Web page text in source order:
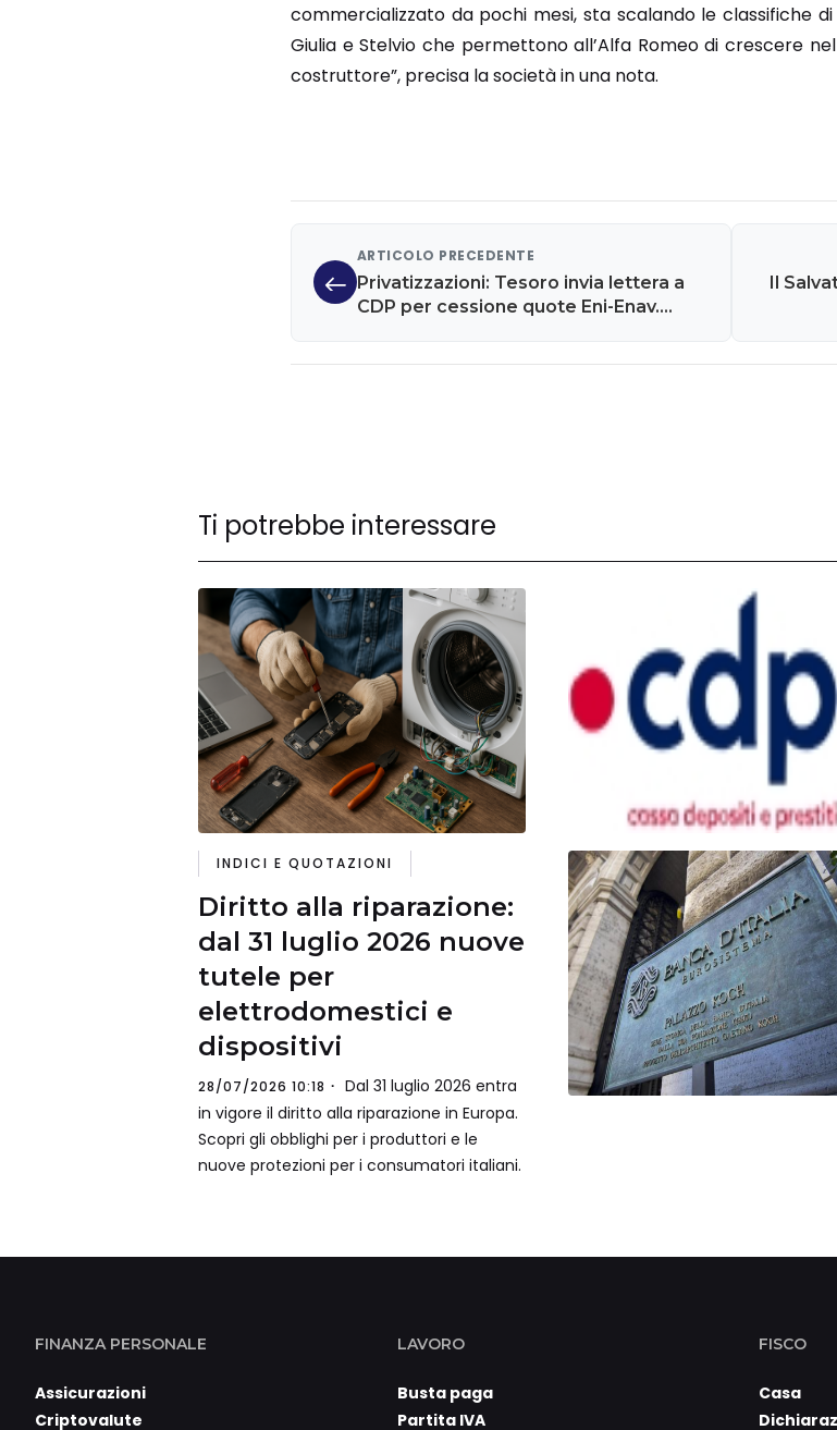
commercializzato da pochi mesi, sta scalando le classifiche
Giulia e Stelvio che permettono all’Alfa Romeo di crescere
costruttore”, precisa la società in una nota.
ARTICOLO PRECEDENTE
Privatizzazioni: Tesoro invia lettera a
CDP per cessione quote Eni-Enav.
Il
Ti potrebbe interessare
INDICI E QUOTAZIONI
Diritto alla riparazione:
dal 31 luglio 2026 nuove
tutele per
elettrodomestici e
dispositivi
28/07/2026 10:18
Dal 31 luglio 2026 entra
in vigore il diritto alla riparazione in Europa.
Scopri gli obblighi per i produttori e le
nuove protezioni per i consumatori italiani.
FINANZA PERSONALE
Assicurazioni
Criptovalute
LAVORO
Busta paga
Partita IVA
FISCO
Casa